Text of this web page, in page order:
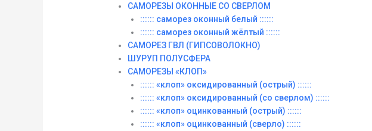
САМОРЕЗЫ ОКОННЫЕ СО СВЕРЛОМ
:::::: саморез оконный белый ::::::
:::::: саморез оконный жёлтый ::::::
САМОРЕЗ ГВЛ (ГИПСОВОЛОКНО)
ШУРУП ПОЛУСФЕРА
САМОРЕЗЫ «КЛОП»
:::::: «клоп» оксидированный (острый) ::::::
:::::: «клоп» оксидированный (со сверлом) ::::::
:::::: «клоп» оцинкованный (острый) ::::::
:::::: «клоп» оцинкованный (сверло) ::::::